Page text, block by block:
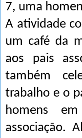
7, uma
A atividade
um café da
aos pais
também
trabalho e o
homens
associação.